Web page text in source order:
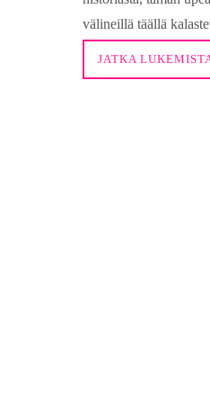
välineillä täällä
JATKA